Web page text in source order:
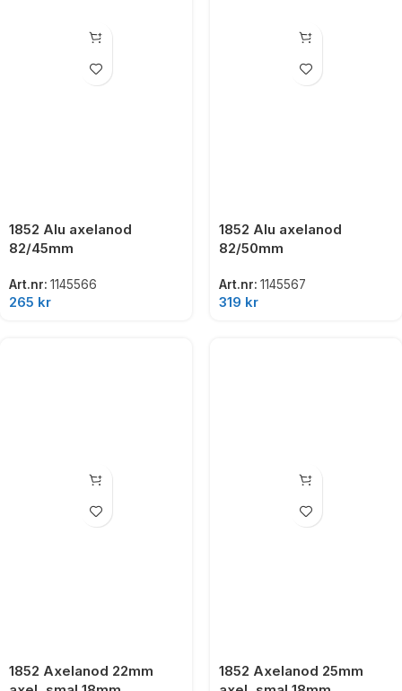
1852 Alu axelanod
82/45mm
Art.nr: 1145566
265 kr
1852 Alu axelanod
82/50mm
Art.nr: 1145567
319 kr
1852 Axelanod 22mm
1852 Axelanod 25mm